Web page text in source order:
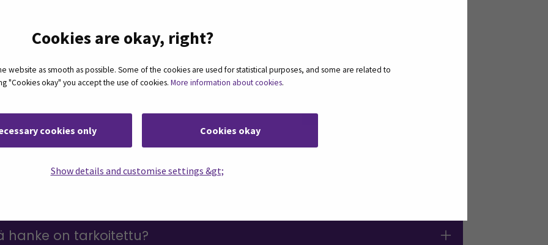
Cookies are okay, right?
website as smooth as possible. Some of the cookies are used for statistical purposes, and some are related to
"Cookies okay" you accept the use of cookies. More information about cookies.
cookies only Cookies okay
Show details and customise settings &gt;
liitto Euroopan aluekehitysrahaston
Suomen rakennerahasto-
Linkkivinkit
hanke on tarkoitettu?